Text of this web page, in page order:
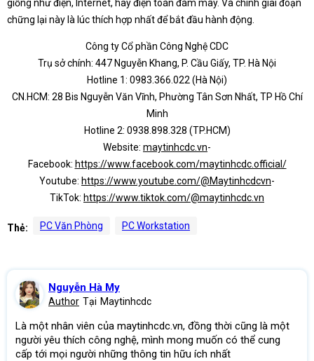
giống như điện, Internet, hay điện toán đám mây. Và chính giai đoạn
chững lại này là lúc thích hợp nhất để bắt đầu hành động.
Công ty Cổ phần Công Nghệ CDC
Trụ sở chính: 447 Nguyễn Khang, P. Cầu Giấy, TP. Hà Nội
Hotline 1: 0983.366.022 (Hà Nội)
CN.HCM: 28 Bis Nguyễn Văn Vĩnh, Phường Tân Sơn Nhất, TP Hồ Chí
Minh
Hotline 2: 0938.898.328 (TP.HCM)
Website: maytinhcdc.vn-
Facebook: https://www.facebook.com/maytinhcdc.official/
Youtube: https://www.youtube.com/@Maytinhcdcvn-
TikTok: https://www.tiktok.com/@maytinhcdc.vn
Thẻ: PC Văn Phòng PC Workstation
Nguyễn Hà My
Author Tại Maytinhcdc
Là một nhân viên của maytinhcdc.vn, đồng thời cũng là một
người yêu thích công nghệ, mình mong muốn có thể cung
cấp tới mọi người những thông tin hữu ích nhất